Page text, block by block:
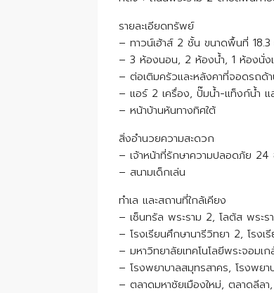
รายละเอียดทรัพย์
– ทาวน์เฮ้าส์ 2 ชั้น ขนาดพื้นที่ 18.3
– 3 ห้องนอน, 2 ห้องน้ำ, 1 ห้องนั่ง
– ต่อเติมครัวและหลังคาที่จอดรถด้
– แอร์ 2 เครื่อง, ปั๊มน้ำ-แท็งก์น้ำ แ
– หน้าบ้านหันทางทิศใต้
สิ่งอำนวยความสะดวก
– เจ้าหน้าที่รักษาความปลอดภัย 24
– สนามเด็กเล่น
ทำเล และสถานที่ใกล้เคียง
– เซ็นทรัล พระราม 2, โลตัส พระ
– โรงเรียนศึกษานารีวิทยา 2, โรง
– มหาวิทยาลัยเทคโนโลยีพระจอมเ
– โรงพยาบาลสมุทรสาคร, โรงพย
– ตลาดมหาชัยเมืองใหม่, ตลาดลีล